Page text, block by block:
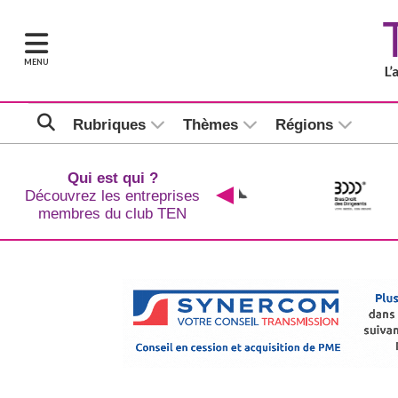
MENU
Rubriques Thèmes Régions
Qui est qui ?
Découvrez les entreprises
membres du club TEN